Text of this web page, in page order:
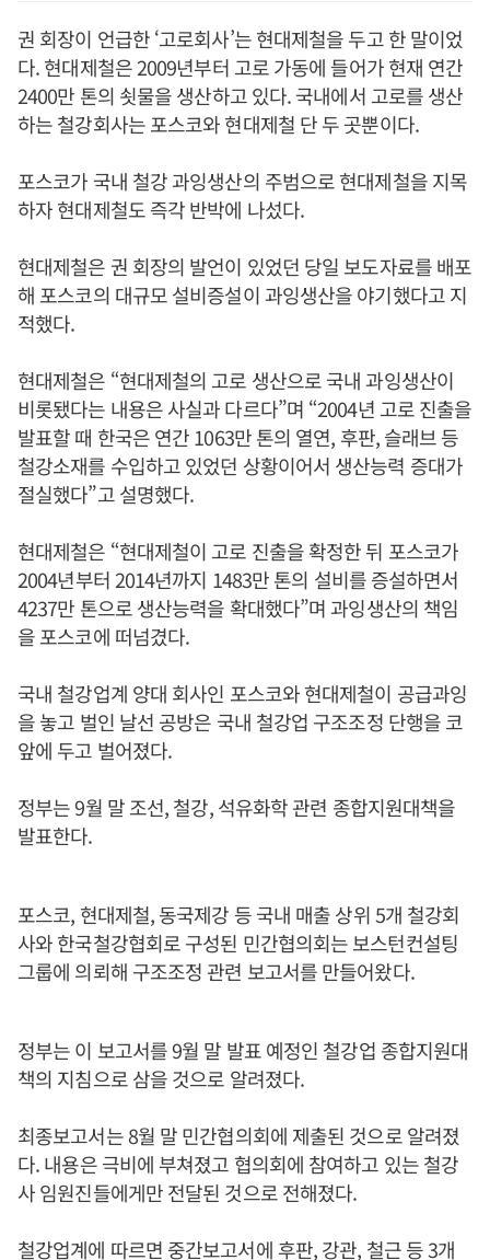
권 회장이 언급한 ‘고로회사’는 현대제철을 두고 한 말이었
다. 현대제철은 2009년부터 고로 가동에 들어가 현재 연간
2400만 톤의 쇳물을 생산하고 있다. 국내에서 고로를 생산
하는 철강회사는 포스코와 현대제철 단 두 곳뿐이다.
포스코가 국내 철강 과잉생산의 주범으로 현대제철을 지목
하자 현대제철도 즉각 반박에 나섰다.
현대제철은 권 회장의 발언이 있었던 당일 보도자료를 배포
해 포스코의 대규모 설비증설이 과잉생산을 야기했다고 지
적했다.
현대제철은 “현대제철의 고로 생산으로 국내 과잉생산이
비롯됐다는 내용은 사실과 다르다”며 “2004년 고로 진출을
발표할 때 한국은 연간 1063만 톤의 열연, 후판, 슬래브 등
철강소재를 수입하고 있었던 상황이어서 생산능력 증대가
절실했다”고 설명했다.
현대제철은 “현대제철이 고로 진출을 확정한 뒤 포스코가
2004년부터 2014년까지 1483만 톤의 설비를 증설하면서
4237만 톤으로 생산능력을 확대했다”며 과잉생산의 책임
을 포스코에 떠넘겼다.
국내 철강업계 양대 회사인 포스코와 현대제철이 공급과잉
을 놓고 벌인 날선 공방은 국내 철강업 구조조정 단행을 코
앞에 두고 벌어졌다.
정부는 9월 말 조선, 철강, 석유화학 관련 종합지원대책을
발표한다.
포스코, 현대제철, 동국제강 등 국내 매출 상위 5개 철강회
사와 한국철강협회로 구성된 민간협의회는 보스턴컨설팅
그룹에 의뢰해 구조조정 관련 보고서를 만들어왔다.
정부는 이 보고서를 9월 말 발표 예정인 철강업 종합지원대
책의 지침으로 삼을 것으로 알려졌다.
최종보고서는 8월 말 민간협의회에 제출된 것으로 알려졌
다. 내용은 극비에 부쳐졌고 협의회에 참여하고 있는 철강
사 임원진들에게만 전달된 것으로 전해졌다.
철강업계에 따르면 중간보고서에 후판, 강관, 철근 등 3개